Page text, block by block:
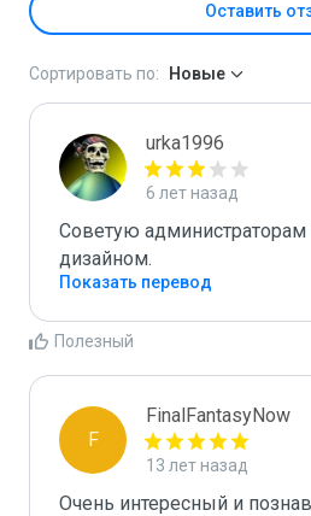
Оставить
Сортировать по: Новые
urka1996
6 лет назад
Советую администраторам
дизайном.
Показать перевод
Полезный
F
FinalFantasyNow
13 лет назад
Очень интересный и